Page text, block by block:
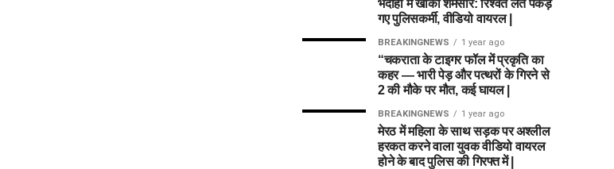
भदोही में खाकी शर्मसार: रिश्वत लेते पकड़े
गए पुलिसकर्मी, वीडियो वायरल |
BREAKINGNEWS 1 year ago
“चकराता के टाइगर फॉल में प्रकृति का
कहर — भारी पेड़ और पत्थरों के गिरने से
2 की मौके पर मौत, कई घायल |
BREAKINGNEWS 1 year ago
मेरठ में महिला के साथ सड़क पर अश्लील
हरकत करने वाला युवक वीडियो वायरल
होने के बाद पुलिस की गिरफ्त में |